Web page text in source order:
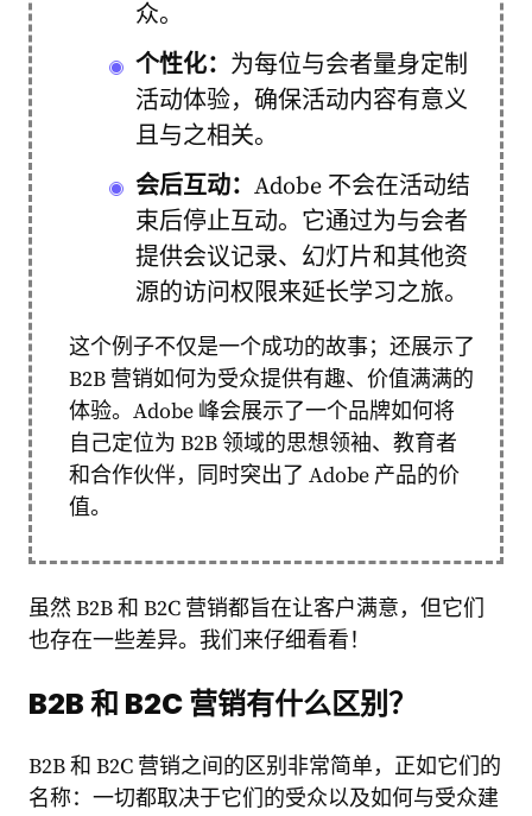
众。
个性化： 为每位与会者量身定制
活动体验，确保活动内容有意义
且与之相关。
会后互动： Adobe 不会在活动结
束后停止互动。它通过为与会者
提供会议记录、幻灯片和其他资
源的访问权限来延长学习之旅。
这个例子不仅是一个成功的故事；还展示了
B2B 营销如何为受众提供有趣、价值满满的
体验。Adobe 峰会展示了一个品牌如何将
自己定位为 B2B 领域的思想领袖、教育者
和合作伙伴，同时突出了 Adob​​e 产品的价
值。
虽然 B2B 和 B2C 营销都旨在让客户满意，但它们
也存在一些差异。我们来仔细看看！
B2B 和 B2C 营销有什么区别？
B2B 和 B2C 营销之间的区别非常简单，正如它们的
名称：一切都取决于它们的受众以及如何与受众建